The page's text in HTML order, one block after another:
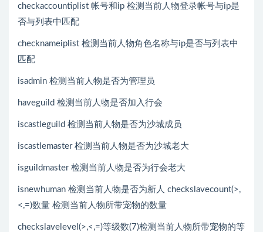
checkaccountiplist 帐号和ip 检测当前人物登录帐号与ip是
否与列表中匹配
checknameiplist 检测当前人物角色名称与ip是否与列表中
匹配
isadmin 检测当前人物是否为管理员
haveguild 检测当前人物是否加入行会
iscastleguild 检测当前人物是否为沙城成员
iscastlemaster 检测当前人物是否为沙城老大
isguildmaster 检测当前人物是否为行会老大
isnewhuman 检测当前人物是否为新人 checkslavecount(>,
<,=)数量 检测当前人物所带宠物的数量
checkslavelevel(>,<,=)等级数(7)检测当前人物所带宠物的等